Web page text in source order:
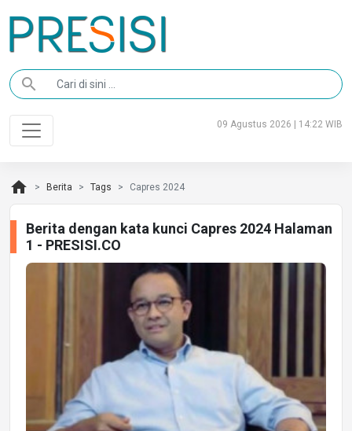
search
09 Agustus 2026 | 14:22 WIB
home Berita Tags Capres 2024
Berita dengan kata kunci Capres 2024 Halaman
1 - PRESISI.CO